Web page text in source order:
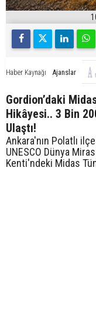
Haber Kaynağı Ajanslar
Gordion’daki
Hikâyesi.. 3 Bin
Ulaştı!
Ankara'nın Polatlı
UNESCO Dünya
Kenti'ndeki Midas